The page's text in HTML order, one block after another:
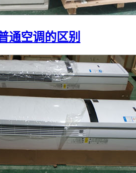
通空调的区别